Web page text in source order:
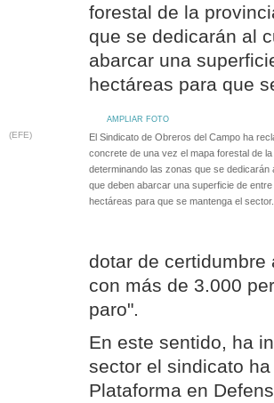
forestal de la
que se dedicarán al
abarcar una
hectáreas para que
AMPLIAR FOTO
(EFE)
El Sindicato de Obreros del Campo ha
concrete de una vez el mapa forestal de
determinando las zonas que se dedicarán
que deben abarcar una superficie de
hectáreas para que se mantenga el
dotar de
con más de 3.000
paro".
En este sentido, ha
sector el sindicato
Plataforma en